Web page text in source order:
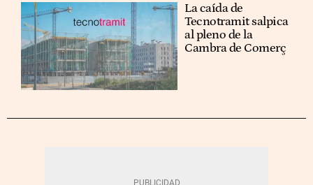
La caída de
Tecnotramit salpica
al pleno de la
Cambra de Comerç